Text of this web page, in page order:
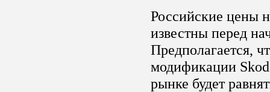
Российские цены
известны перед
Предполагается,
модификации
рынке будет